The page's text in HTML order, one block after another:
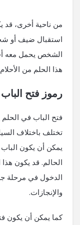
من ناحية أخرى، قد
استقبال ضيف أو
الشخص يحمل معه
هذا الحلم من
رموز فتح
فتح الباب في الحلم
تختلف باختلاف
يمكن أن يكون
الحالم. قد يكون
الدخول في مرحلة
والإنجازات.
كما يمكن أن يكون